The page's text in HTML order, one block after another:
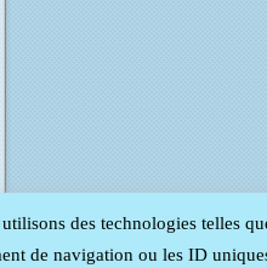
des technologies telles
de navigation ou les ID